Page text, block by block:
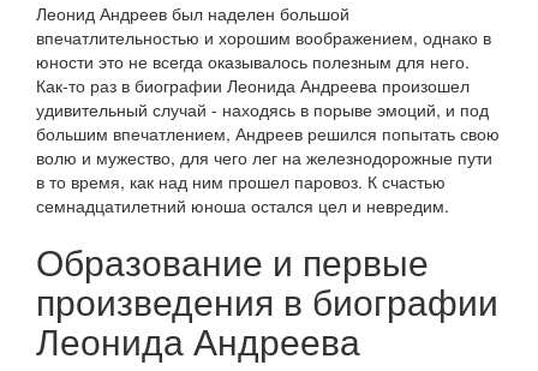
Леонид Андреев был наделен большой
впечатлительностью и хорошим воображением, однако в
юности это не всегда оказывалось полезным для него.
Как-то раз в биографии Леонида Андреева произошел
удивительный случай - находясь в порыве эмоций, и под
большим впечатлением, Андреев решился попытать свою
волю и мужество, для чего лег на железнодорожные пути
в то время, как над ним прошел паровоз. К счастью
семнадцатилетний юноша остался цел и невредим.
Образование и первые
произведения в биографии
Леонида Андреева